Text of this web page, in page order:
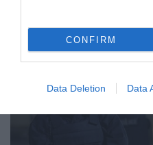
CONFIRM
Data Deletion Data